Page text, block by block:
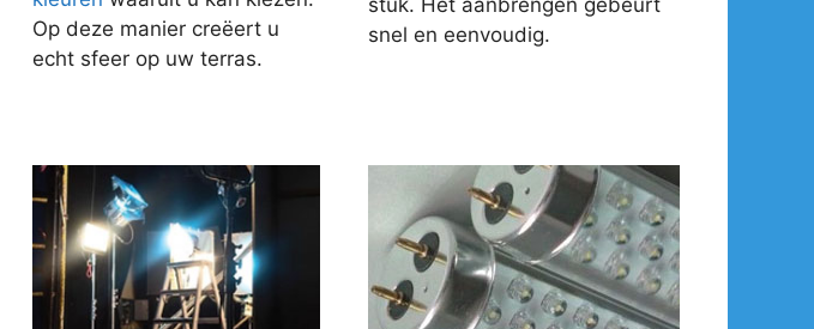
Op deze manier creëert u
echt sfeer op uw terras.
stuk. Het aanbrengen gebeurt
snel en eenvoudig.